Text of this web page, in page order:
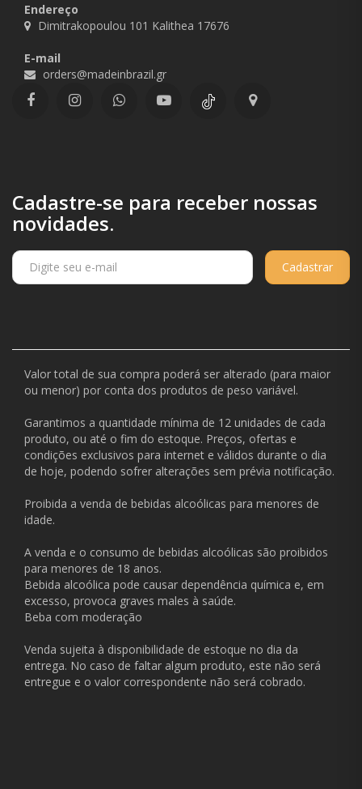
Endereço
Dimitrakopoulou 101 Kalithea 17676
E-mail
orders@madeinbrazil.gr
Cadastre-se para receber nossas
novidades.
Cadastrar
Valor total de sua compra poderá ser alterado (para maior
ou menor) por conta dos produtos de peso variável.
Garantimos a quantidade mínima de 12 unidades de cada
produto, ou até o fim do estoque. Preços, ofertas e
condições exclusivos para internet e válidos durante o dia
de hoje, podendo sofrer alterações sem prévia notificação.
Proibida a venda de bebidas alcoólicas para menores de
idade.
A venda e o consumo de bebidas alcoólicas são proibidos
para menores de 18 anos.
Bebida alcoólica pode causar dependência química e, em
excesso, provoca graves males à saúde.
Beba com moderação
Venda sujeita à disponibilidade de estoque no dia da
entrega. No caso de faltar algum produto, este não será
entregue e o valor correspondente não será cobrado.